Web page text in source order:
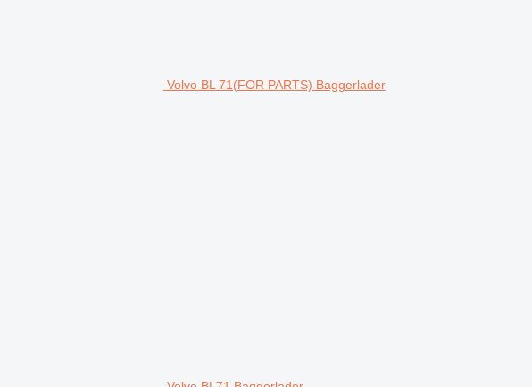
Volvo BL 71(FOR PARTS) Baggerlader